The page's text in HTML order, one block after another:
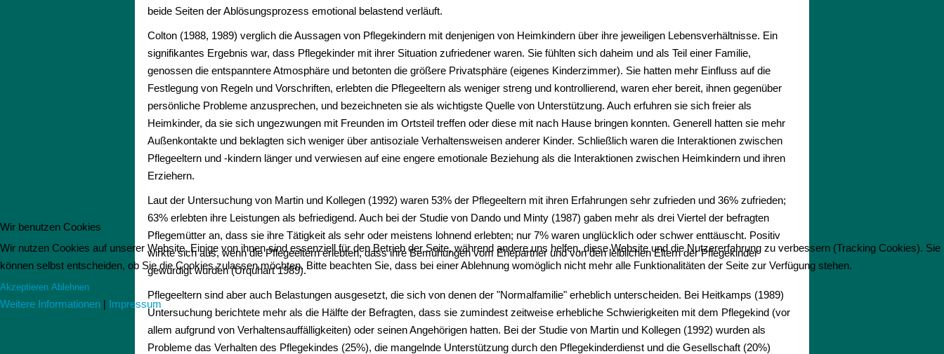
beide Seiten der Ablösungsprozess emotional belastend verläuft.
Colton (1988, 1989) verglich die Aussagen von Pflegekindern mit denjenigen von Heimkindern über ihre jeweiligen Lebensverhältnisse. Ein
signifikantes Ergebnis war, dass Pflegekinder mit ihrer Situation zufriedener waren. Sie fühlten sich daheim und als Teil einer Familie,
genossen die entspanntere Atmosphäre und betonten die größere Privatsphäre (eigenes Kinderzimmer). Sie hatten mehr Einfluss auf die
Festlegung von Regeln und Vorschriften, erlebten die Pflegeeltern als weniger streng und kontrollierend, waren eher bereit, ihnen gegenüber
persönliche Probleme anzusprechen, und bezeichneten sie als wichtigste Quelle von Unterstützung. Auch erfuhren sie sich freier als
Heimkinder, da sie sich ungezwungen mit Freunden im Ortsteil treffen oder diese mit nach Hause bringen konnten. Generell hatten sie mehr
Außenkontakte und beklagten sich weniger über antisoziale Verhaltensweisen anderer Kinder. Schließlich waren die Interaktionen zwischen
Pflegeeltern und -kindern länger und verwiesen auf eine engere emotionale Beziehung als die Interaktionen zwischen Heimkindern und ihren
Erziehern.
Laut der Untersuchung von Martin und Kollegen (1992) waren 53% der Pflegeeltern mit ihren Erfahrungen sehr zufrieden und 36% zufrieden;
63% erlebten ihre Leistungen als befriedigend. Auch bei der Studie von Dando und Minty (1987) gaben mehr als drei Viertel der befragten
Pflegemütter an, dass sie ihre Tätigkeit als sehr oder meistens lohnend erlebten; nur 7% waren unglücklich oder schwer enttäuscht. Positiv
wirkte sich aus, wenn die Pflegeeltern erlebten, dass ihre Bemühungen vom Ehepartner und von den leiblichen Eltern der Pflegekinder
gewürdigt wurden (Urquhart 1989).
Pflegeeltern sind aber auch Belastungen ausgesetzt, die sich von denen der "Normalfamilie" erheblich unterscheiden. Bei Heitkamps (1989)
Untersuchung berichtete mehr als die Hälfte der Befragten, dass sie zumindest zeitweise erhebliche Schwierigkeiten mit dem Pflegekind (vor
allem aufgrund von Verhaltensauffälligkeiten) oder seinen Angehörigen hatten. Bei der Studie von Martin und Kollegen (1992) wurden als
Probleme das Verhalten des Pflegekindes (25%), die mangelnde Unterstützung durch den Pflegekinderdienst und die Gesellschaft (20%)
Wir benutzen Cookies
Wir nutzen Cookies auf unserer Website. Einige von ihnen sind essenziell für den Betrieb der Seite, während andere uns helfen, diese Website und die Nutzererfahrung zu verbessern (Tracking Cookies). Sie
können selbst entscheiden, ob Sie die Cookies zulassen möchten. Bitte beachten Sie, dass bei einer Ablehnung womöglich nicht mehr alle Funktionalitäten der Seite zur Verfügung stehen.
Akzeptieren Ablehnen
Weitere Informationen | Impressum